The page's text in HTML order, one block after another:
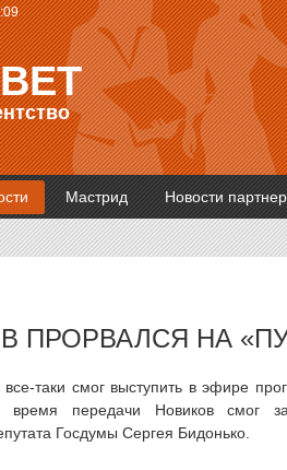
Мастрид Новости
ПРОРВАЛСЯ НА
таки смог выступить в эфире
передачи Новиков смог
Госдумы Сергея Бидонько.